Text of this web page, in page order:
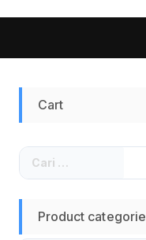
Cart
Cari
untuk:
Product